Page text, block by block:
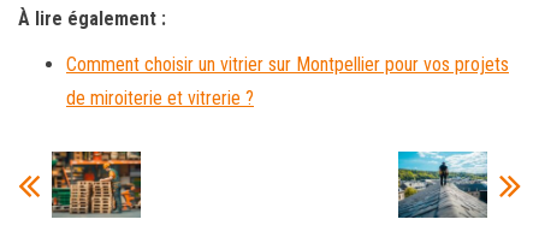
À lire également :
Comment choisir un vitrier sur Montpellier pour vos projets
de miroiterie et vitrerie ?